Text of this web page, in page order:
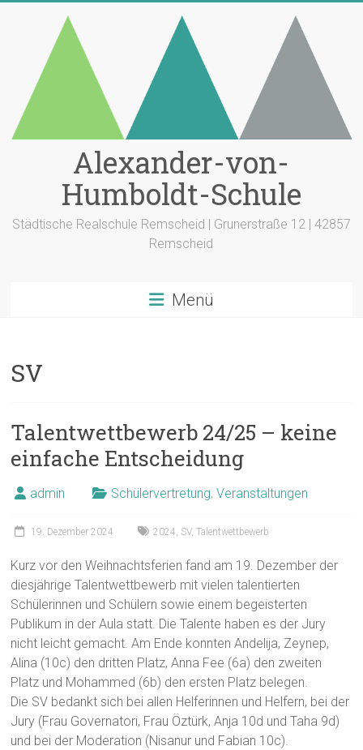
Alexander-von-
Humboldt-Schule
Städtische Realschule Remscheid | Grunerstraße 12 | 42857
Remscheid
Menü
SV
Talentwettbewerb 24/25 – keine
einfache Entscheidung
admin Schülervertretung,Veranstaltungen
19. Dezember 2024 2024, SV,Talentwettbewerb
Kurz vor den Weihnachtsferien fand am 19. Dezember der
diesjährige Talentwettbewerb mit vielen talentierten
Schülerinnen und Schülern sowie einem begeisterten
Publikum in der Aula statt. Die Talente haben es der Jury
nicht leicht gemacht. Am Ende konnten Andelija, Zeynep,
Alina (10c) den dritten Platz, Anna Fee (6a) den zweiten
Platz und Mohammed (6b) den ersten Platz belegen.
Die SV bedankt sich bei allen Helferinnen und Helfern, bei der
Jury (Frau Governatori, Frau Öztürk, Anja 10d und Taha 9d)
und bei der Moderation (Nisanur und Fabian 10c).